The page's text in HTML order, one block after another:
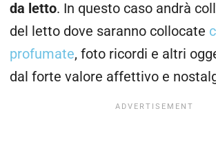
da letto. In questo caso andrà
del letto dove saranno collocate
profumate, foto ricordi e altri
dal forte valore affettivo e